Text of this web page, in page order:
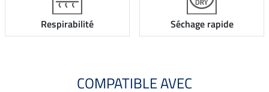
Respirabilité Séchage rapide
COMPATIBLE AVEC